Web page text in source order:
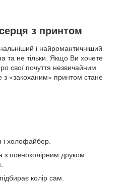
з принтом
і найромантичніший
та не тільки. Якщо Ви хочете
свої почуття незвичайним
«закоханим» принтом стане
і холофайбер.
з повноколірним друком.
колір сам.